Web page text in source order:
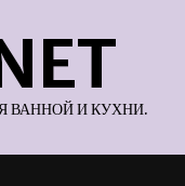
ВАННОЙ И КУХНИ.